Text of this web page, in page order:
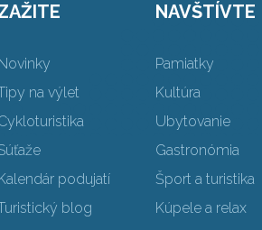
na výlet
podujatí
blog
NAVŠTÍVTE
Pamiatky
Kultúra
Ubytovanie
Gastronómia
Šport a turistika
Kúpele a relax